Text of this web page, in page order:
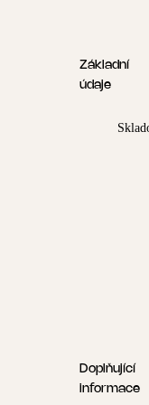
Základní
údaje
Doplňující
informace